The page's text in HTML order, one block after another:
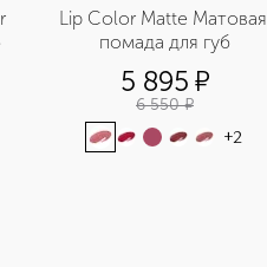
Lip Color Matte Матовая
помада для губ
5 895 ¤
6 550 ¤
+2